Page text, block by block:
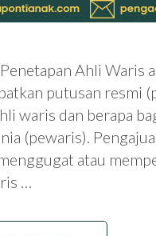
Ahli Waris
putusan resmi
waris dan berapa
(pewaris).
atau
…